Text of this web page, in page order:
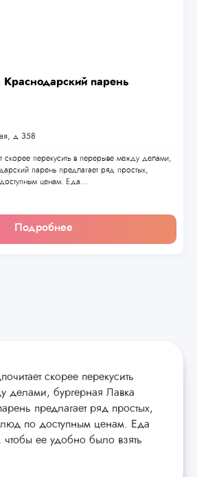
Краснодарский парень
д 358
скорее перекусить в перерыве между делами,
парень предлагает ряд простых,
ценам. Еда…
Подробнее
скорее перекусить
делами, бургерная Лавка
предлагает ряд простых,
по доступным ценам. Еда
чтобы ее удобно было взять